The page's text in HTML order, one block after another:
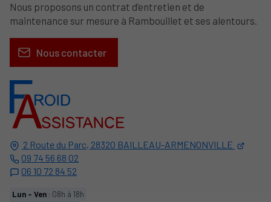
2 Route du Parc, 28320 BAILLEAU-ARMENONVILLE
09 74 56 68 02
06 10 72 84 52
Lun - Ven : 08h à 18h
Nous proposons un contrat d’entretien et de
maintenance sur mesure à Rambouillet et ses alentours.
Nous contacter